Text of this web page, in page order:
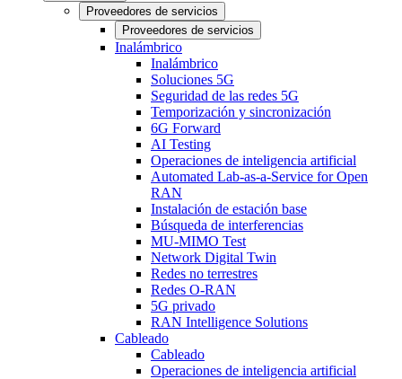
Proveedores de servicios
Proveedores de servicios
Inalámbrico
Inalámbrico
Soluciones 5G
Seguridad de las redes 5G
Temporización y sincronización
6G Forward
AI Testing
Operaciones de inteligencia artificial
Automated Lab-as-a-Service for Open
RAN
Instalación de estación base
Búsqueda de interferencias
MU-MIMO Test
Network Digital Twin
Redes no terrestres
Redes O-RAN
5G privado
RAN Intelligence Solutions
Cableado
Cableado
Operaciones de inteligencia artificial